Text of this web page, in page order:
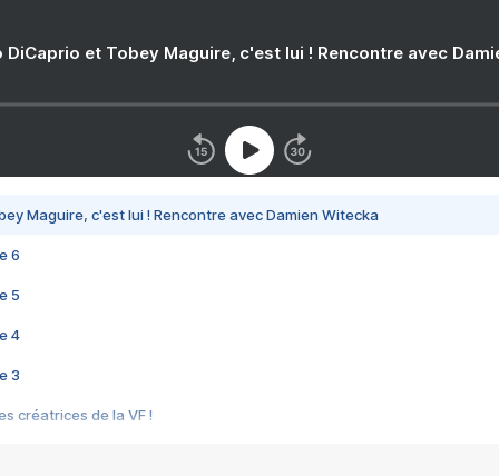
DiCaprio et Tobey Maguire, c'est lui ! Rencontre avec
Maguire, c'est lui ! Rencontre avec Damien Witecka
6
5
4
3
créatrices de la VF !